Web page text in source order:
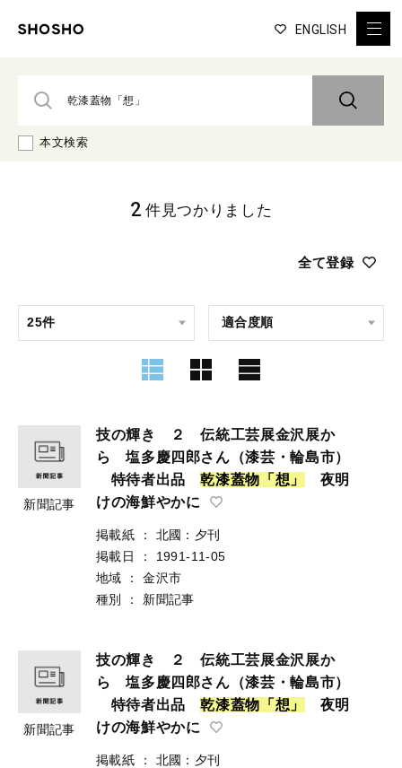
ENGLISH
本文検索
全て登録
2 件見つかりました
新聞記事
技の輝き ２ 伝統工芸展金沢展か
ら 塩多慶四郎さん（漆芸・輪島市）
特待者出品乾漆蓋物 「 想 」
夜明
けの海鮮やかに
掲載紙 ：
北國：夕刊
掲載日
：
1991-11-05
地域
：
金沢市
種別
： 新聞記事
新聞記事
技の輝き ２ 伝統工芸展金沢展か
ら 塩多慶四郎さん（漆芸・輪島市）
特待者出品乾漆蓋物 「 想 」
夜明
けの海鮮やかに
掲載紙 ：
北國：夕刊